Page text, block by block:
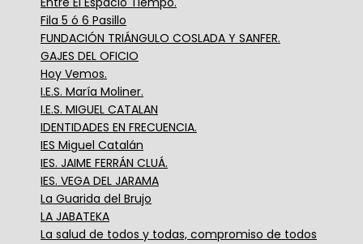
Fila 5 ó 6 Pasillo
FUNDACIÓN TRIÁNGULO COSLADA Y SANFER.
GAJES DEL OFICIO
Hoy Vemos.
I.E.S. María Moliner.
I.E.S. MIGUEL CATALAN
IDENTIDADES EN FRECUENCIA.
IES Miguel Catalán
IES. JAIME FERRÁN CLUÁ.
IES. VEGA DEL JARAMA
La Guarida del Brujo
LA JABATEKA
La salud de todos y todas, compromiso de todos